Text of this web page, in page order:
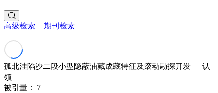
高级检索 期刊检索
孤北洼陷沙二段小型隐蔽油藏成藏特征及滚动勘探开发
认
领
被引量： 7